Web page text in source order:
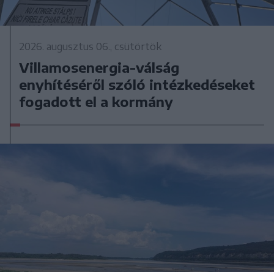
2026. augusztus 06., csütörtök
Villamosenergia-válság
enyhítéséről szóló intézkedéseket
fogadott el a kormány